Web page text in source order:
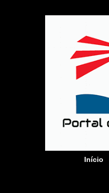
Início